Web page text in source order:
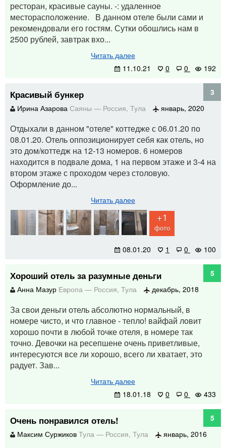
ресторан, красивые сауны. -: удаленное
месторасположение. В данном отеле были сами и
рекомендовали его гостям. Сутки обошлись нам в
2500 рублей, завтрак вхо...
Читать далее
11.10.21
0 0 192
Красивый бункер
3
Ирина Азарова Саяны — Россия, Тула январь, 2020
Отдыхали в данном "отеле" коттедже с 06.01.20 по
08.01.20. Отель оппозиционирует себя как отель, но
это дом/коттедж на 12-13 номеров. 6 номеров
находится в подвале дома, 1 на первом этаже и 3-4 на
втором этаже с проходом через столовую.
Оформление до...
Читать далее
+1
фото
08.01.20 1 0 100
Хороший отель за разумные деньги
5
Анна Мазур Европа — Россия, Тула декабрь, 2018
За свои деньги отель абсолютно нормальный, в
номере чисто, и что главное - тепло! вайфай ловит
хорошо почти в любой точке отеля, в номере так
точно. Девочки на ресепшене очень приветливые,
интересуются все ли хорошо, всего ли хватает, это
радует. Зав...
Читать далее
18.01.18
0 0 433
Очень понравился отель!
5
Максим Суржиков Тула — Россия, Тула январь, 2016